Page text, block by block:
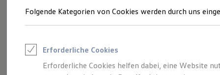
Junge Gebrauchtwagen und Gebrauchtwagen
Saisonangebote
Leasing
Folgende Kategorien von Cookies werden durch uns
Erforderliche Cookies
Erforderliche Cookies helfen dabei, eine Website